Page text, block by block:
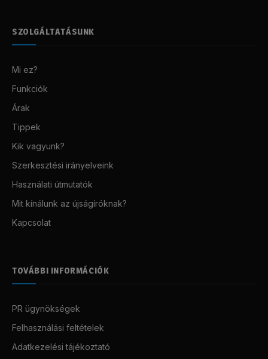
SZOLGÁLTATÁSUNK
Mi ez?
Funkciók
Árak
Tippek
Kik vagyunk?
Szerkesztési irányelveink
Használati útmutatók
Mit kínálunk az újságíróknak?
Kapcsolat
TOVÁBBI INFORMÁCIÓK
PR ügynökségek
Felhasználási feltételek
Adatkezelési tájékoztató